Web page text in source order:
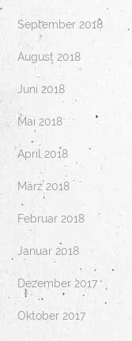
September 2018
August 2018
Juni 2018
Mai 2018
April 2018
März 2018
Februar 2018
Januar 2018
Dezember 2017
Oktober 2017